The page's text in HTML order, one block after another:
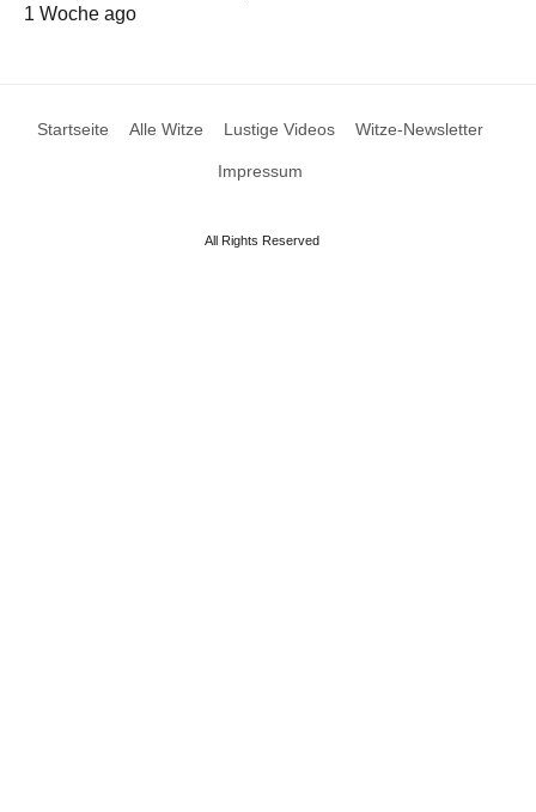
1 Woche ago
Startseite Alle Witze Lustige Videos Witze-Newsletter
Impressum
All Rights Reserved